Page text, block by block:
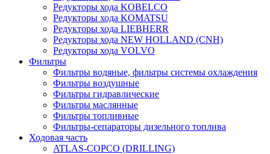
Редукторы хода KOBELCO
Редукторы хода KOMATSU
Редукторы хода LIEBHERR
Редукторы хода NEW HOLLAND (CNH)
Редукторы хода VOLVO
Фильтры
Фильтры водяные, фильтры системы охлаждения
Фильтры воздушные
Фильтры гидравлические
Фильтры маслянные
Фильтры топливные
Фильтры-сепараторы дизельного топлива
Ходовая часть
ATLAS-COPCO (DRILLING)